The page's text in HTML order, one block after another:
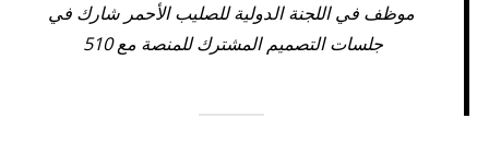
موظف في اللجنة الدولية للصليب الأحمر شارك في
جلسات التصميم المشترك للمنصة مع 510